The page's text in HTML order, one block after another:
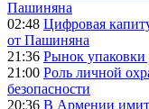
Пашиняна
02:48 Цифровая
от Пашиняна
21:36 Рынок упаковки
21:00 Роль личной
безопасности
20:36 В Армении